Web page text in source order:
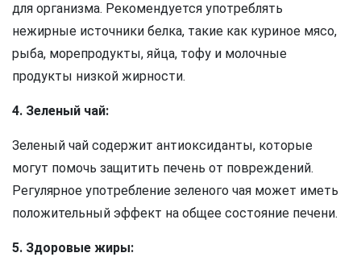
для организма. Рекомендуется употреблять
нежирные источники белка, такие как куриное мясо,
рыба, морепродукты, яйца, тофу и молочные
продукты низкой жирности.
4. Зеленый чай:
Зеленый чай содержит антиоксиданты, которые
могут помочь защитить печень от повреждений.
Регулярное употребление зеленого чая может иметь
положительный эффект на общее состояние печени.
5. Здоровые жиры: